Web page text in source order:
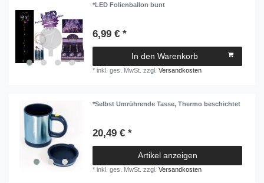
*LED Folienballon bunt
6,99 € *
In den Warenkorb
*inkl. ges. MwSt. zzgl.Versandkosten
*Selbst Umrührende Tasse, Thermo beschichtet
20,49 € *
Artikel anzeigen
*inkl. ges. MwSt. zzgl.Versandkosten